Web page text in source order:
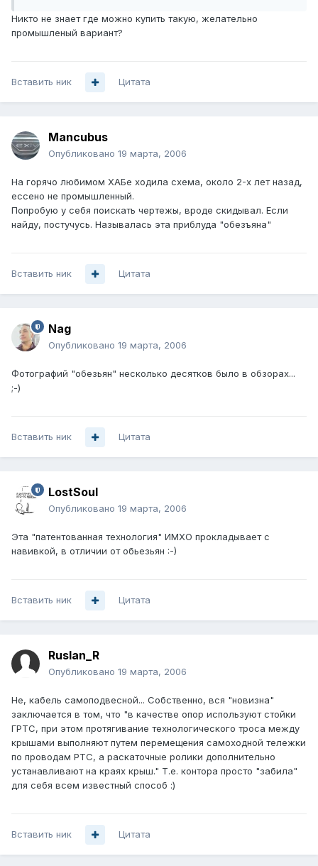
Никто не знает где можно купить такую, желательно
промышленый вариант?
Вставить ник Цитата
Mancubus
Опубликовано 19 марта, 2006
На горячо любимом ХАБе ходила схема, около 2-х лет назад,
ессено не промышленный.
Попробую у себя поискать чертежы, вроде скидывал. Если
найду, постучусь. Называлась эта приблуда "обезъяна"
Вставить ник Цитата
Nag
Опубликовано 19 марта, 2006
Фотографий "обезьян" несколько десятков было в обзорах...
;-)
Вставить ник Цитата
LostSoul
Опубликовано 19 марта, 2006
Эта "патентованная технология" ИМХО прокладывает с
навивкой, в отличии от обьезьян :-)
Вставить ник Цитата
Ruslan_R
Опубликовано 19 марта, 2006
Не, кабель самоподвесной... Собственно, вся "новизна"
заключается в том, что "в качестве опор используют стойки
ГРТС, при этом протягивание технологического троса между
крышами выполняют путем перемещения самоходной тележки
по проводам РТС, а раскаточные ролики дополнительно
устанавливают на краях крыш." Т.е. контора просто "забила"
для себя всем известный способ :)
Вставить ник Цитата